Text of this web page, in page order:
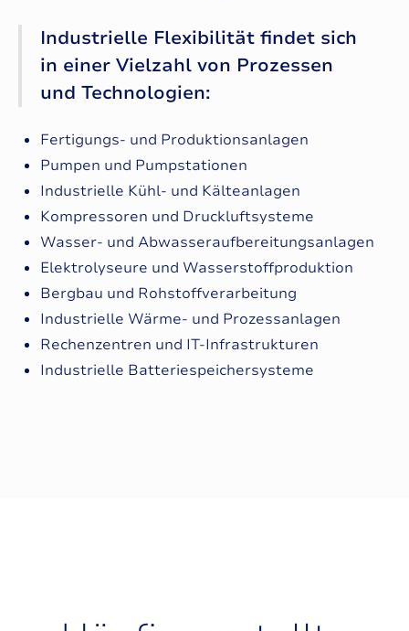
Industrielle Flexibilität findet sich
in einer Vielzahl von Prozessen
und Technologien:
Fertigungs- und Produktionsanlagen
Pumpen und Pumpstationen
Industrielle Kühl- und Kälteanlagen
Kompressoren und Druckluftsysteme
Wasser- und Abwasseraufbereitungsanlagen
Elektrolyseure und Wasserstoffproduktion
Bergbau und Rohstoffverarbeitung
Industrielle Wärme- und Prozessanlagen
Rechenzentren und IT-Infrastrukturen
Industrielle Batteriespeichersysteme